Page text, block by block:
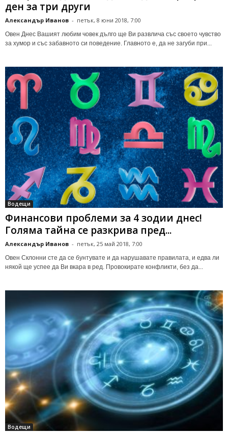
ден за три други
Александър Иванов - петък, 8 юни 2018, 7:00
Овен Днес Вашият любим човек дълго ще Ви развлича със своето чувство
за хумор и със забавното си поведение. Главното е, да не загуби при...
Водещи
Финансови проблеми за 4 зодии днес!
Голяма тайна се разкрива пред...
Александър Иванов - петък, 25 май 2018, 7:00
Овен Склонни сте да се бунтувате и да нарушавате правилата, и едва ли
някой ще успее да Ви вкара в ред. Провокирате конфликти, без да...
Водещи